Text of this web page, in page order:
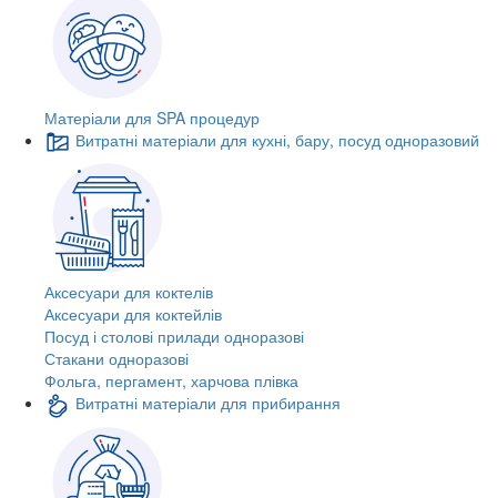
Матеріали для SPA процедур
Витратні матеріали для кухні, бару, посуд одноразовий
Аксесуари для коктелів
Аксесуари для коктейлів
Посуд і столові прилади одноразові
Стакани одноразові
Фольга, пергамент, харчова плівка
Витратні матеріали для прибирання